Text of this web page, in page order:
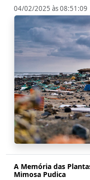
04/02/2025 às 08:51:09
A Memória das
Mimosa Pudica